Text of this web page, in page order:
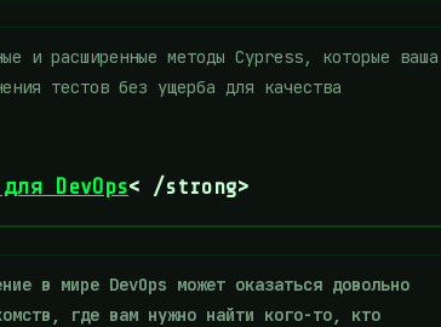
и расширенные методы Cypress, которые ваша
тестов без ущерба для качества
DevOps< /strong>
в мире DevOps может оказаться довольно
где вам нужно найти кого-то, кто